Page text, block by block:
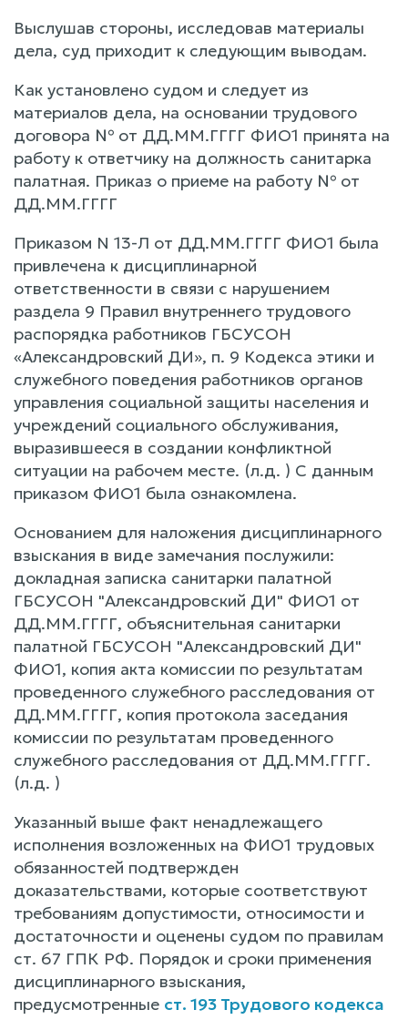
Выслушав стороны, исследовав материалы
дела, суд приходит к следующим выводам.
Как установлено судом и следует из
материалов дела, на основании трудового
договора № от ДД.ММ.ГГГГ ФИО1 принята на
работу к ответчику на должность санитарка
палатная. Приказ о приеме на работу № от
ДД.ММ.ГГГГ
Приказом N 13-Л от ДД.ММ.ГГГГ ФИО1 была
привлечена к дисциплинарной
ответственности в связи с нарушением
раздела 9 Правил внутреннего трудового
распорядка работников ГБСУСОН
«Александровский ДИ», п. 9 Кодекса этики и
служебного поведения работников органов
управления социальной защиты населения и
учреждений социального обслуживания,
выразившееся в создании конфликтной
ситуации на рабочем месте. (л.д. ) С данным
приказом ФИО1 была ознакомлена.
Основанием для наложения дисциплинарного
взыскания в виде замечания послужили:
докладная записка санитарки палатной
ГБСУСОН "Александровский ДИ" ФИО1 от
ДД.ММ.ГГГГ, объяснительная санитарки
палатной ГБСУСОН "Александровский ДИ"
ФИО1, копия акта комиссии по результатам
проведенного служебного расследования от
ДД.ММ.ГГГГ, копия протокола заседания
комиссии по результатам проведенного
служебного расследования от ДД.ММ.ГГГГ.
(л.д. )
Указанный выше факт ненадлежащего
исполнения возложенных на ФИО1 трудовых
обязанностей подтвержден
доказательствами, которые соответствуют
требованиям допустимости, относимости и
достаточности и оценены судом по правилам
ст. 67 ГПК РФ. Порядок и сроки применения
дисциплинарного взыскания,
предусмотренные ст. 193 Трудового кодекса